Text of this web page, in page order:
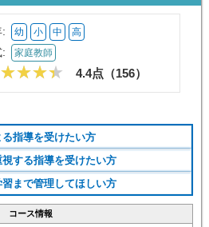
幼 小 中 高
家庭教師
4.4点（156）
指導を受けたい方
する指導を受けたい方
まで管理してほしい方
コース情報